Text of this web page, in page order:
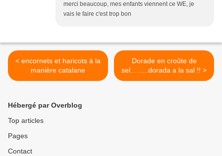
merci beaucoup, mes enfants viennent ce WE, je
vais le faire c'est trop bon
< encornets et haricots à la
manière catalane
Dorade en croûte de
sel.........dorada a la sal !! >
Hébergé par Overblog
Top articles
Pages
Contact